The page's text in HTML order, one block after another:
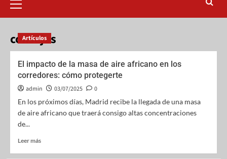
consejos
Artículos
El impacto de la masa de aire africano en los
corredores: cómo protegerte
admin 03/07/2025
0
En los próximos días, Madrid recibe la llegada de una masa
de aire africano que traerá consigo altas concentraciones
de...
Leer más